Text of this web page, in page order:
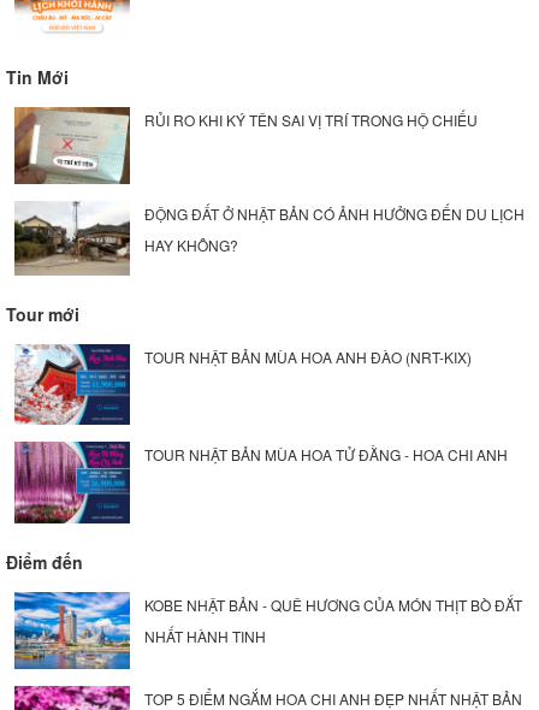
Tin Mới
RỦI RO KHI KÝ TÊN SAI VỊ TRÍ TRONG HỘ CHIẾU
ĐỘNG ĐẤT Ở NHẬT BẢN CÓ ẢNH HƯỞNG ĐẾN DU LỊCH
HAY KHÔNG?
Tour mới
TOUR NHẬT BẢN MÙA HOA ANH ĐÀO (NRT-KIX)
TOUR NHẬT BẢN MÙA HOA TỬ ĐẰNG - HOA CHI ANH
Điểm đến
KOBE NHẬT BẢN - QUÊ HƯƠNG CỦA MÓN THỊT BÒ ĐẮT
NHẤT HÀNH TINH
TOP 5 ĐIỂM NGẮM HOA CHI ANH ĐẸP NHẤT NHẬT BẢN